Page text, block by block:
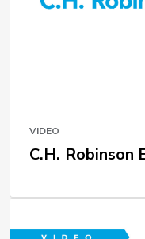
VIDEO
C.H. Robinson